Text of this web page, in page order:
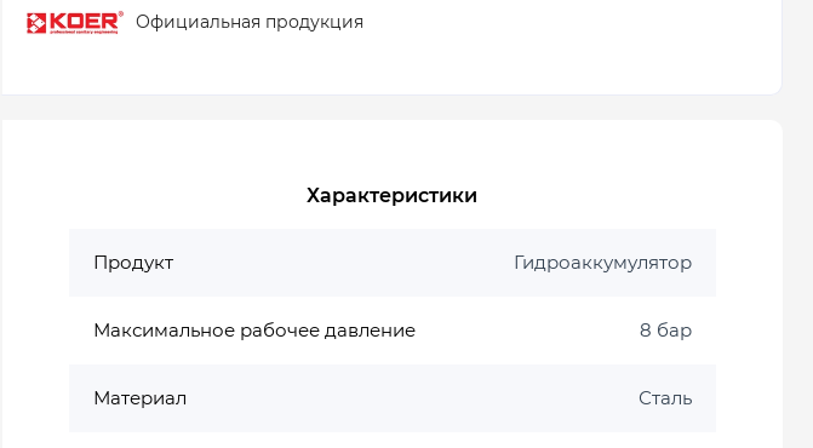
Официальная продукция
Характеристики
Продукт Гидроаккумулятор
Максимальное рабочее давление 8 бар
Материал Сталь